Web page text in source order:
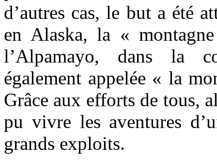
d’autres cas, le but a été
en Alaska, la «
l’Alpamayo, dans la
également appelée « la
Grâce aux efforts de tous,
pu vivre les aventures
grands exploits.